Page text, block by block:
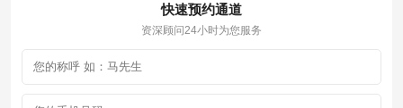
快速预约通道
资深顾问24小时为您服务